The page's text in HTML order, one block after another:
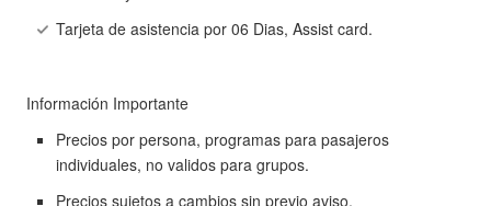
Tarjeta de asistencia por 06 Dias, Assist card.
Información Importante
Precios por persona, programas para pasajeros
individuales, no validos para grupos.
Precios sujetos a cambios sin previo aviso.